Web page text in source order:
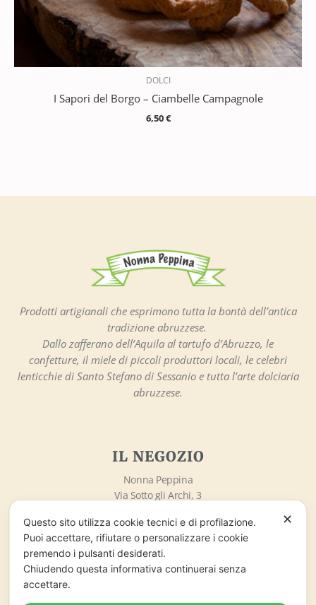
DOLCI
I Sapori del Borgo – Ciambelle Campagnole
6,50€
Prodotti artigianali che esprimono tutta la bontà dell’antica
tradizione abruzzese.
Dallo zafferano dell’Aquila al tartufo d’Abruzzo, le
confetture, il miele di piccoli produttori locali, le celebri
lenticchie di Santo Stefano di Sessanio e tutta l’arte dolciaria
abruzzese.
IL NEGOZIO
Nonna Peppina
Via Sotto gli Archi, 3
info@nonnapeppina.it
Market lo Chalet di Marzaro Antonio
P.Iva 01998380669
ORARI DI APERTURA
✕
Questo sito utilizza cookie tecnici e di profilazione.
Puoi accettare, rifiutare o personalizzare i cookie
premendo i pulsanti desiderati.
Chiudendo questa informativa continuerai senza
accettare.